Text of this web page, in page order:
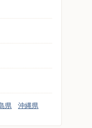
県 沖縄県